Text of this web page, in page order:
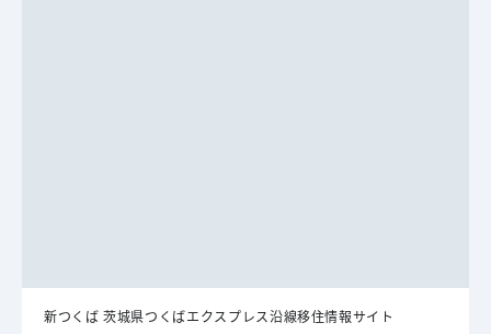
新つくば 茨城県つくばエクスプレス沿線移住情報サイト